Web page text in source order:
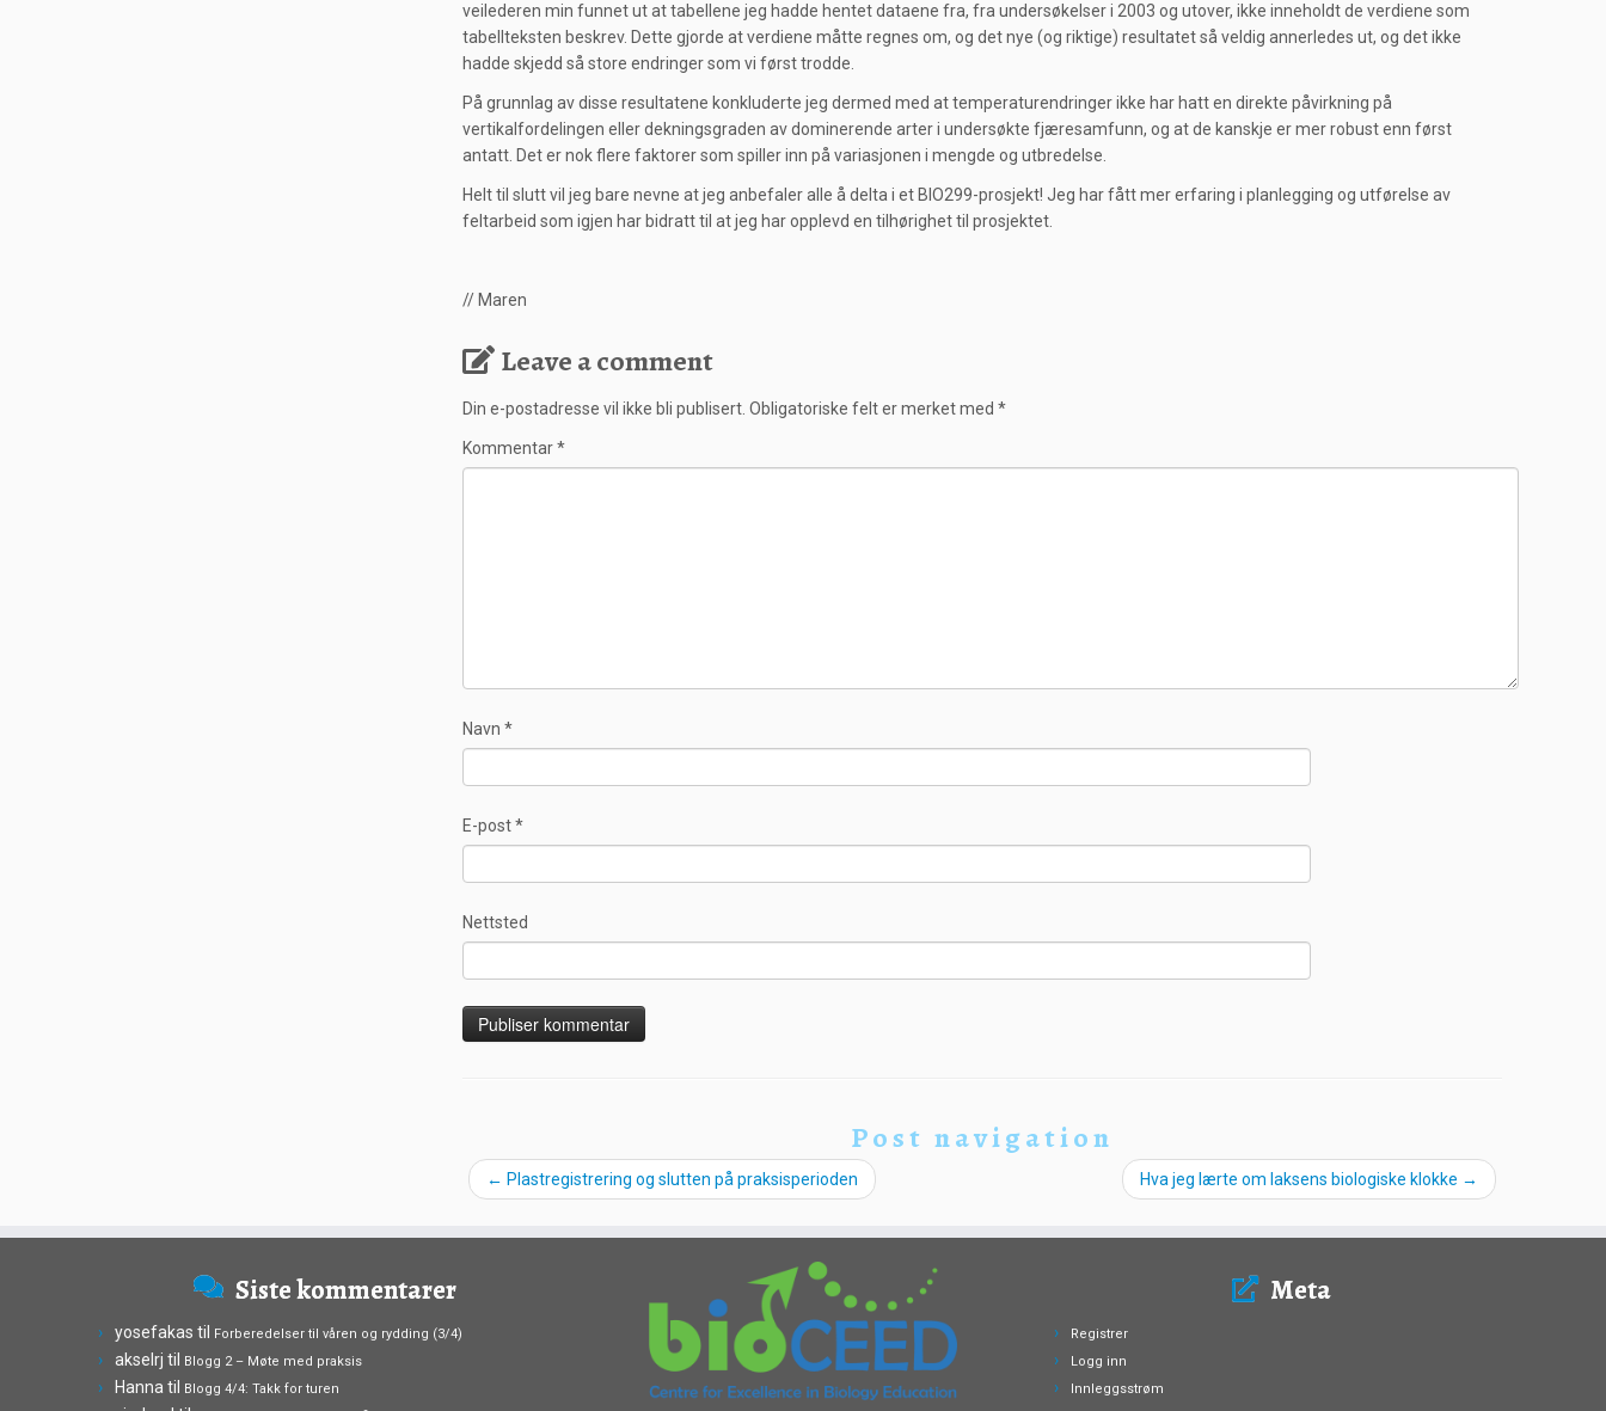
veilederen min funnet ut at tabellene jeg hadde hentet dataene fra, fra undersøkelser i 2003 og utover, ikke inneholdt de verdiene som
tabellteksten beskrev. Dette gjorde at verdiene måtte regnes om, og det nye (og riktige) resultatet så veldig annerledes ut, og det ikke
hadde skjedd så store endringer som vi først trodde.
På grunnlag av disse resultatene konkluderte jeg dermed med at temperaturendringer ikke har hatt en direkte påvirkning på
vertikalfordelingen eller dekningsgraden av dominerende arter i undersøkte fjæresamfunn, og at de kanskje er mer robust enn først
antatt. Det er nok flere faktorer som spiller inn på variasjonen i mengde og utbredelse.
Helt til slutt vil jeg bare nevne at jeg anbefaler alle å delta i et BIO299-prosjekt! Jeg har fått mer erfaring i planlegging og utførelse av
feltarbeid som igjen har bidratt til at jeg har opplevd en tilhørighet til prosjektet.
// Maren
Leave a comment
Din e-postadresse vil ikke bli publisert. Obligatoriske felt er merket med *
Kommentar*
Navn *
E-post*
Nettsted
Post navigation
← Plastregistrering og slutten på praksisperioden Hva jeg lærte om laksens biologiske klokke →
Siste kommentarer
yosefakas til Forberedelser til våren og rydding (3/4)
akselrj til Blogg 2 – Møte med praksis
Hanna til Blogg 4/4: Takk for turen
Meta
Registrer
Logg inn
Innleggsstrøm